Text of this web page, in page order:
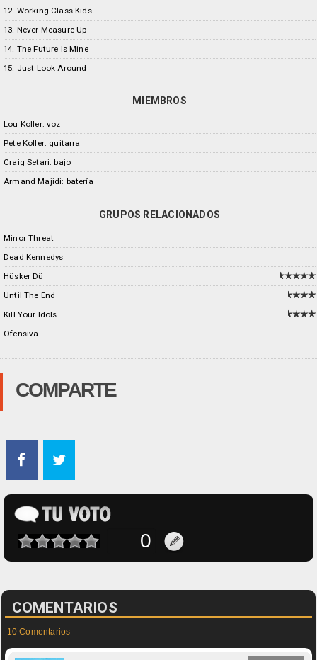
12. Working Class Kids
13. Never Measure Up
14. The Future Is Mine
15. Just Look Around
MIEMBROS
Lou Koller: voz
Pete Koller: guitarra
Craig Setari: bajo
Armand Majidi: batería
GRUPOS RELACIONADOS
Minor Threat
Dead Kennedys
Hüsker Dü
Until The End
Kill Your Idols
Ofensiva
COMPARTE
COMENTARIOS
10 Comentarios